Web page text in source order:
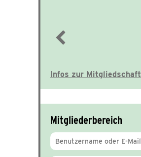
Infos zur Mitgliedschaft
Mitgliederbereich